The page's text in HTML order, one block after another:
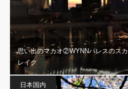
思い出のマカオ②WYNNパレスのス
レイク
日本国内